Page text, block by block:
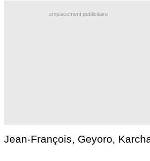
emplacement publicitaire
Jean-François, Geyoro,